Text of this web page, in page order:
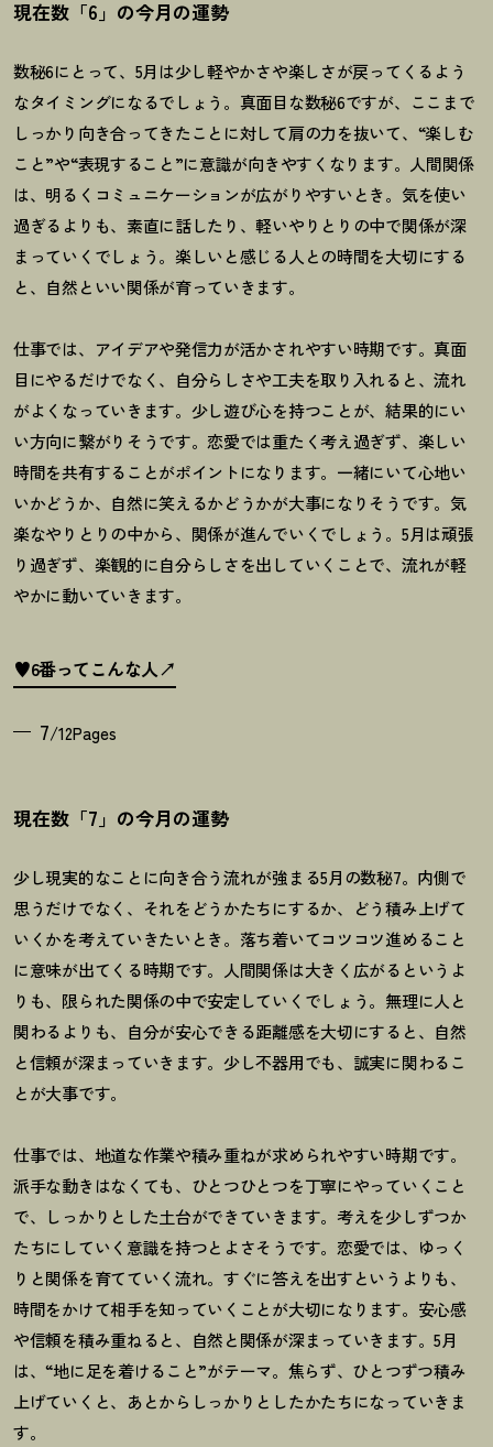
現在数「6」の今月の運勢
数秘6にとって、5月は少し軽やかさや楽しさが戻ってくるよう
なタイミングになるでしょう。真面目な数秘6ですが、ここまで
しっかり向き合ってきたことに対して肩の力を抜いて、“楽しむ
こと”や“表現すること”に意識が向きやすくなります。人間関係
は、明るくコミュニケーションが広がりやすいとき。気を使い
過ぎるよりも、素直に話したり、軽いやりとりの中で関係が深
まっていくでしょう。楽しいと感じる人との時間を大切にする
と、自然といい関係が育っていきます。
仕事では、アイデアや発信力が活かされやすい時期です。真面
目にやるだけでなく、自分らしさや工夫を取り入れると、流れ
がよくなっていきます。少し遊び心を持つことが、結果的にい
い方向に繋がりそうです。恋愛では重たく考え過ぎず、楽しい
時間を共有することがポイントになります。一緒にいて心地い
いかどうか、自然に笑えるかどうかが大事になりそうです。気
楽なやりとりの中から、関係が進んでいくでしょう。 5月は頑張
り過ぎず、楽観的に自分らしさを出していくことで、流れが軽
やかに動いていきます。
♥6番ってこんな人
7/12Pages
現在数「7」の今月の運勢
少し現実的なことに向き合う流れが強まる5月の数秘7。内側で
思うだけでなく、それをどうかたちにするか、どう積み上げて
いくかを考えていきたいとき。落ち着いてコツコツ進めること
に意味が出てくる時期です。人間関係は大きく広がるというよ
りも、限られた関係の中で安定していくでしょう。無理に人と
関わるよりも、自分が安心できる距離感を大切にすると、自然
と信頼が深まっていきます。少し不器用でも、誠実に関わるこ
とが大事です。
仕事では、地道な作業や積み重ねが求められやすい時期です。
派手な動きはなくても、ひとつひとつを丁寧にやっていくこと
で、しっかりとした土台ができていきます。考えを少しずつか
たちにしていく意識を持つとよさそうです。恋愛では、ゆっく
りと関係を育てていく流れ。すぐに答えを出すというよりも、
時間をかけて相手を知っていくことが大切になります。安心感
や信頼を積み重ねると、自然と関係が深まっていきます。5月
は、“地に足を着けること”がテーマ。焦らず、ひとつずつ積み
上げていくと、あとからしっかりとしたかたちになっていきま
す。